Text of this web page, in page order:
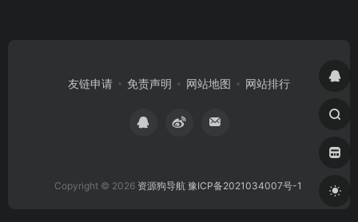
友链申请 免责声明 网站地图 网站排行
Copyright © 2026 资源狗导航 豫ICP备2021034007号-1